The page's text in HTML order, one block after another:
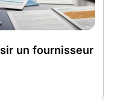
un fournisseur